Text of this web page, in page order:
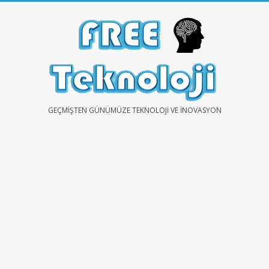
FREEGEÇMIŞTEN GÜNÜMÜZE TEKNOLOJI VE İNOVASYON